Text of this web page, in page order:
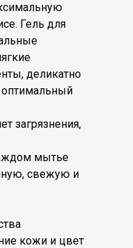
Гель для
деликатно
оптимальный
загрязнения,
мытье
свежую и
кожи и цвет